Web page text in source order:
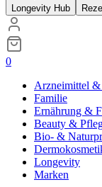
Longevity Hub
0
Arzneimittel &
Familie
Ernährung &
Beauty &
Bio- &
Longevity
Marken